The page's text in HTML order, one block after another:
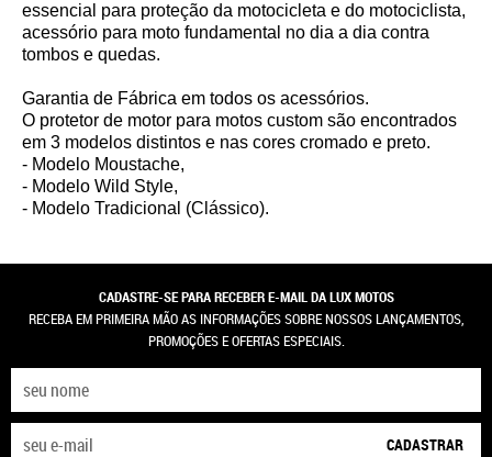
essencial para proteção da motocicleta e do motociclista,
acessório para moto fundamental no dia a dia contra
tombos e quedas.
Garantia de Fábrica em todos os acessórios.
O protetor de motor para motos custom são encontrados
em 3 modelos distintos e nas cores cromado e preto.
- Modelo Moustache,
- Modelo Wild Style,
- Modelo Tradicional (Clássico).
CADASTRE-SE PARA RECEBER E-MAIL DA LUX MOTOS
RECEBA EM PRIMEIRA MÃO AS INFORMAÇÕES SOBRE NOSSOS LANÇAMENTOS,
PROMOÇÕES E OFERTAS ESPECIAIS.
CADASTRAR